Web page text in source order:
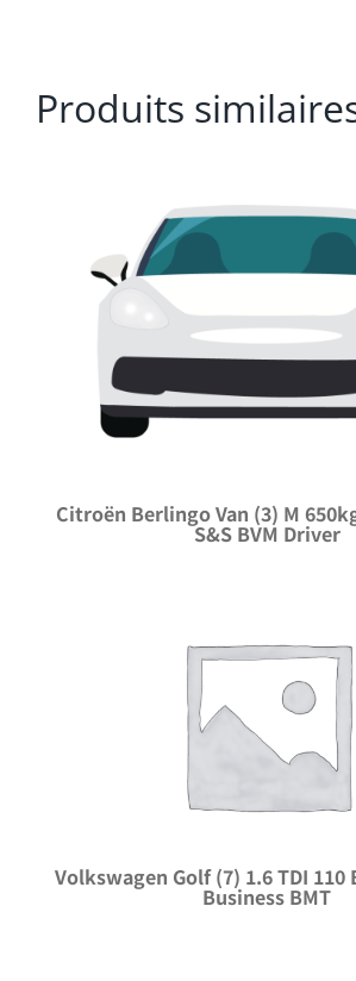
Produits
Citroën Berlingo Van (3) M
S&S BVM Driver
Volkswagen Golf (7) 1.6 TDI 110
Business BMT